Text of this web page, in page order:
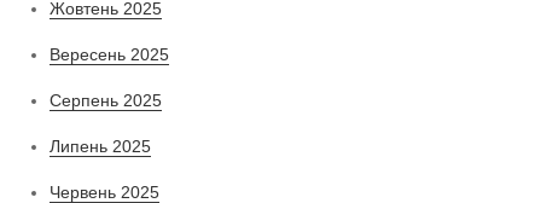
Жовтень 2025
Вересень 2025
Серпень 2025
Липень 2025
Червень 2025